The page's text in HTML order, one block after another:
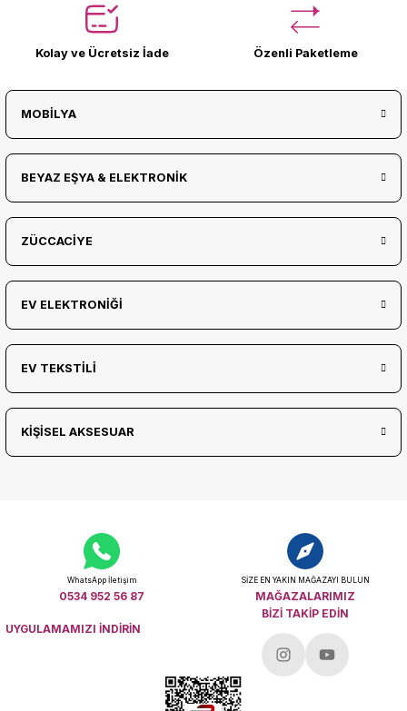
Kolay ve Ücretsiz İade Özenli Paketleme
MOBİLYA
BEYAZ EŞYA & ELEKTRONİK
ZÜCCACİYE
EV ELEKTRONİĞİ
EV TEKSTİLİ
KİŞİSEL AKSESUAR
WhatsApp İletişim
0534 952 56 87
SİZE EN YAKIN MAĞAZAYI BULUN
MAĞAZALARIMIZ
UYGULAMAMIZI İNDİRİN
BİZİ TAKİP EDİN